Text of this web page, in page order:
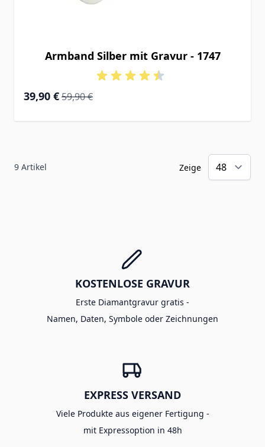
Armband Silber mit Gravur - 1747
Special Price
39,90 € Regular Price
59,90 €
9 Artikel Zeige
KOSTENLOSE GRAVUR
Erste Diamantgravur gratis -
Namen, Daten, Symbole oder Zeichnungen
EXPRESS VERSAND
Viele Produkte aus eigener Fertigung -
mit Expressoption in 48h